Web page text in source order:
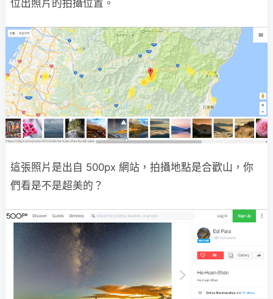
位出照片的拍攝位置。
這張照片是出自 500px 網站，拍攝地點是合歡山，你
們看是不是超美的？